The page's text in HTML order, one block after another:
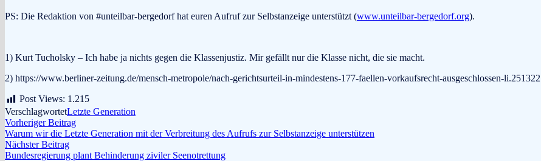
PS: Die Redaktion von #unteilbar-bergedorf hat euren Aufruf zur Selbstanzeige unterstützt (www.unteilbar-bergedorf.org).
1) Kurt Tucholsky – Ich habe ja nichts gegen die Klassenjustiz. Mir gefällt nur die Klasse nicht, die sie macht.
2) https://www.berliner-zeitung.de/mensch-metropole/nach-gerichtsurteil-in-mindestens-177-faellen-vorkaufsrecht-ausgeschlossen-li.251322
Post Views: 1.215
VerschlagwortetLetzte Generation
Beitragsnavigation
Vorheriger BeitragVorheriger
Beitrag:
Warum wir die Letzte Generation mit der Verbreitung des Aufrufs zur Selbstanzeige unterstützen
Nächster BeitragNächster
Beitrag:
Bundesregierung plant Behinderung ziviler Seenotrettung